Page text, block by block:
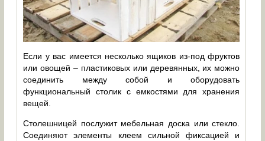
Если у вас имеется несколько ящиков из-под фруктов
или овощей – пластиковых или деревянных, их можно
соединить между собой и оборудовать
функциональный столик с емкостями для хранения
вещей.
Столешницей послужит мебельная доска или стекло.
Соединяют элементы клеем сильной фиксацией и